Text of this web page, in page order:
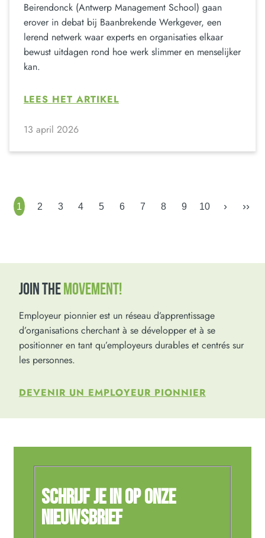
Beirendonck (Antwerp Management School) gaan
erover in debat bij Baanbrekende Werkgever, een
lerend netwerk waar experts en organisaties elkaar
bewust uitdagen rond hoe werk slimmer en menselijker
kan.
LEES HET ARTIKEL
13 april 2026
1 2 3 4 5 6 7 8 9 10 › ››
JOIN THEMOVEMENT!
Employeur pionnier est un réseau d’apprentissage
d’organisations cherchant à se développer et à se
positionner en tant qu’employeurs durables et centrés sur
les personnes.
DEVENIR UN EMPLOYEUR PIONNIER